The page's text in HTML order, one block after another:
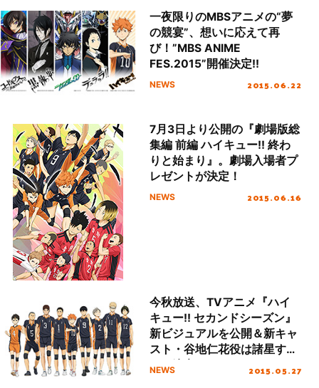
一夜限りのMBSアニメの“夢
の競宴”、想いに応えて再
び！”MBS ANIME
FES.2015”開催決定!!
NEWS 2015.06.22
7月3日より公開の『劇場版総
集編 前編 ハイキュー!! 終わ
りと始まり』。劇場入場者プ
レゼントが決定！
NEWS 2015.06.16
今秋放送、TVアニメ『ハイ
キュー!! セカンドシーズン』
新ビジュアルを公開＆新キャ
スト・谷地仁花役は諸星すみ
れに決定！MBS、TOKYO
NEWS 2015.05.27